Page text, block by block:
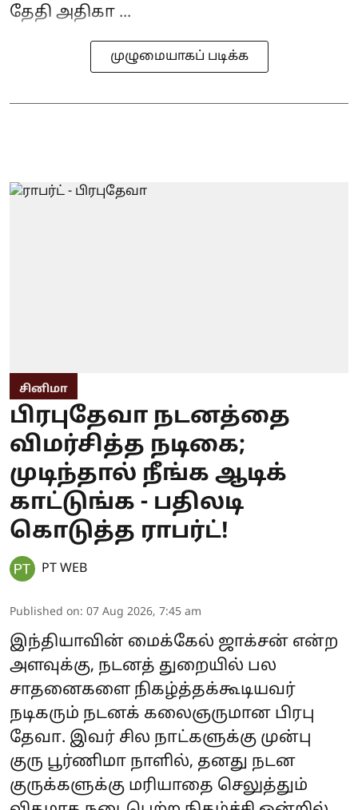
தேதி அதிகா ...
முழுமையாகப் படிக்க
சினிமா
பிரபுதேவா நடனத்தை
விமர்சித்த நடிகை;
முடிந்தால் நீங்க ஆடிக்
காட்டுங்க - பதிலடி
கொடுத்த ராபர்ட்!
PT WEB
Published on: 07 Aug 2026, 7:45 am
இந்தியாவின் மைக்கேல் ஜாக்சன் என்ற
அளவுக்கு, நடனத் துறையில் பல
சாதனைகளை நிகழ்த்தக்கூடியவர்
நடிகரும் நடனக் கலைஞருமான பிரபு
தேவா. இவர் சில நாட்களுக்கு முன்பு
குரு பூர்ணிமா நாளில், தனது நடன
குருக்களுக்கு மரியாதை செலுத்தும்